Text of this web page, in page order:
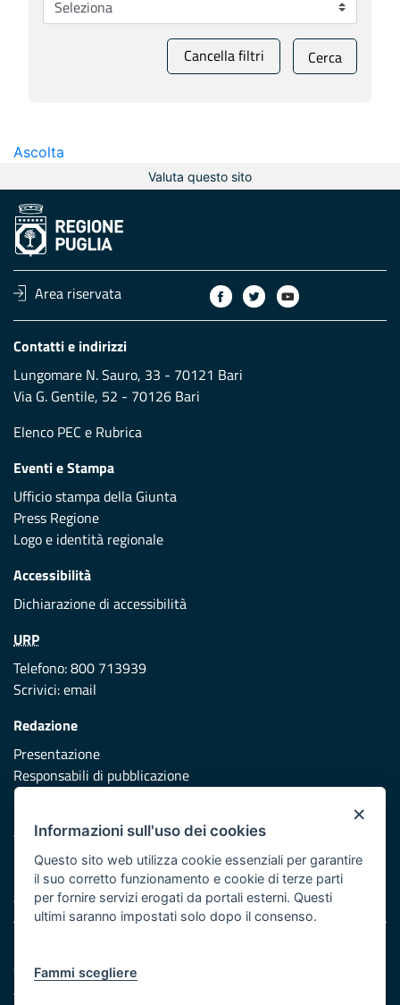
Cancella filtri Cerca
Ascolta
Valuta questo sito
Area riservata
Contatti e indirizzi
Lungomare N. Sauro, 33 - 70121 Bari
Via G. Gentile, 52 - 70126 Bari
Elenco PEC e Rubrica
Eventi e Stampa
Ufficio stampa della Giunta
Press Regione
Logo e identità regionale
Accessibilità
Dichiarazione di accessibilità
URP
Telefono: 800 713939
Scrivici:email
Redazione
Presentazione
Responsabili di pubblicazione
Vai al sito di Protezione Civile Puglia
Iniziativa finanziata con risorse del POR Puglia 2014/2020 -
Asse XI
Cookie e privacy
Atti di notifica
×
Informazioni sull'uso dei cookies
Questo sito web utilizza cookie essenziali per garantire
il suo corretto funzionamento e cookie di terze parti
per fornire servizi erogati da portali esterni. Questi
ultimi saranno impostati solo dopo il consenso.
Fammi scegliere